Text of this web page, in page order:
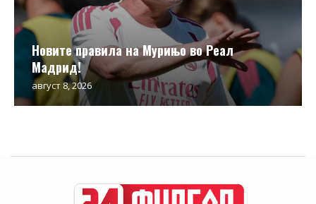
Новите правила на Мурињо во Реал
Мадрид!
август 8, 2026